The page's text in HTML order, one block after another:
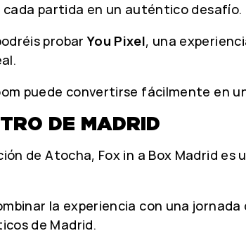
partida en un auténtico desafío.
probarYou Pixel, una
puede convertirse fácilmente en
DE MADRID
de Atocha, Fox in a Box Madrid
la experiencia con una
de Madrid.